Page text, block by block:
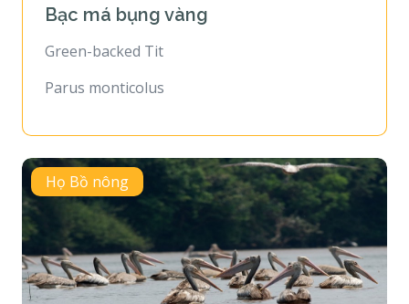
Bạc má bụng vàng
Green-backed Tit
Parus monticolus
Họ Bồ nông